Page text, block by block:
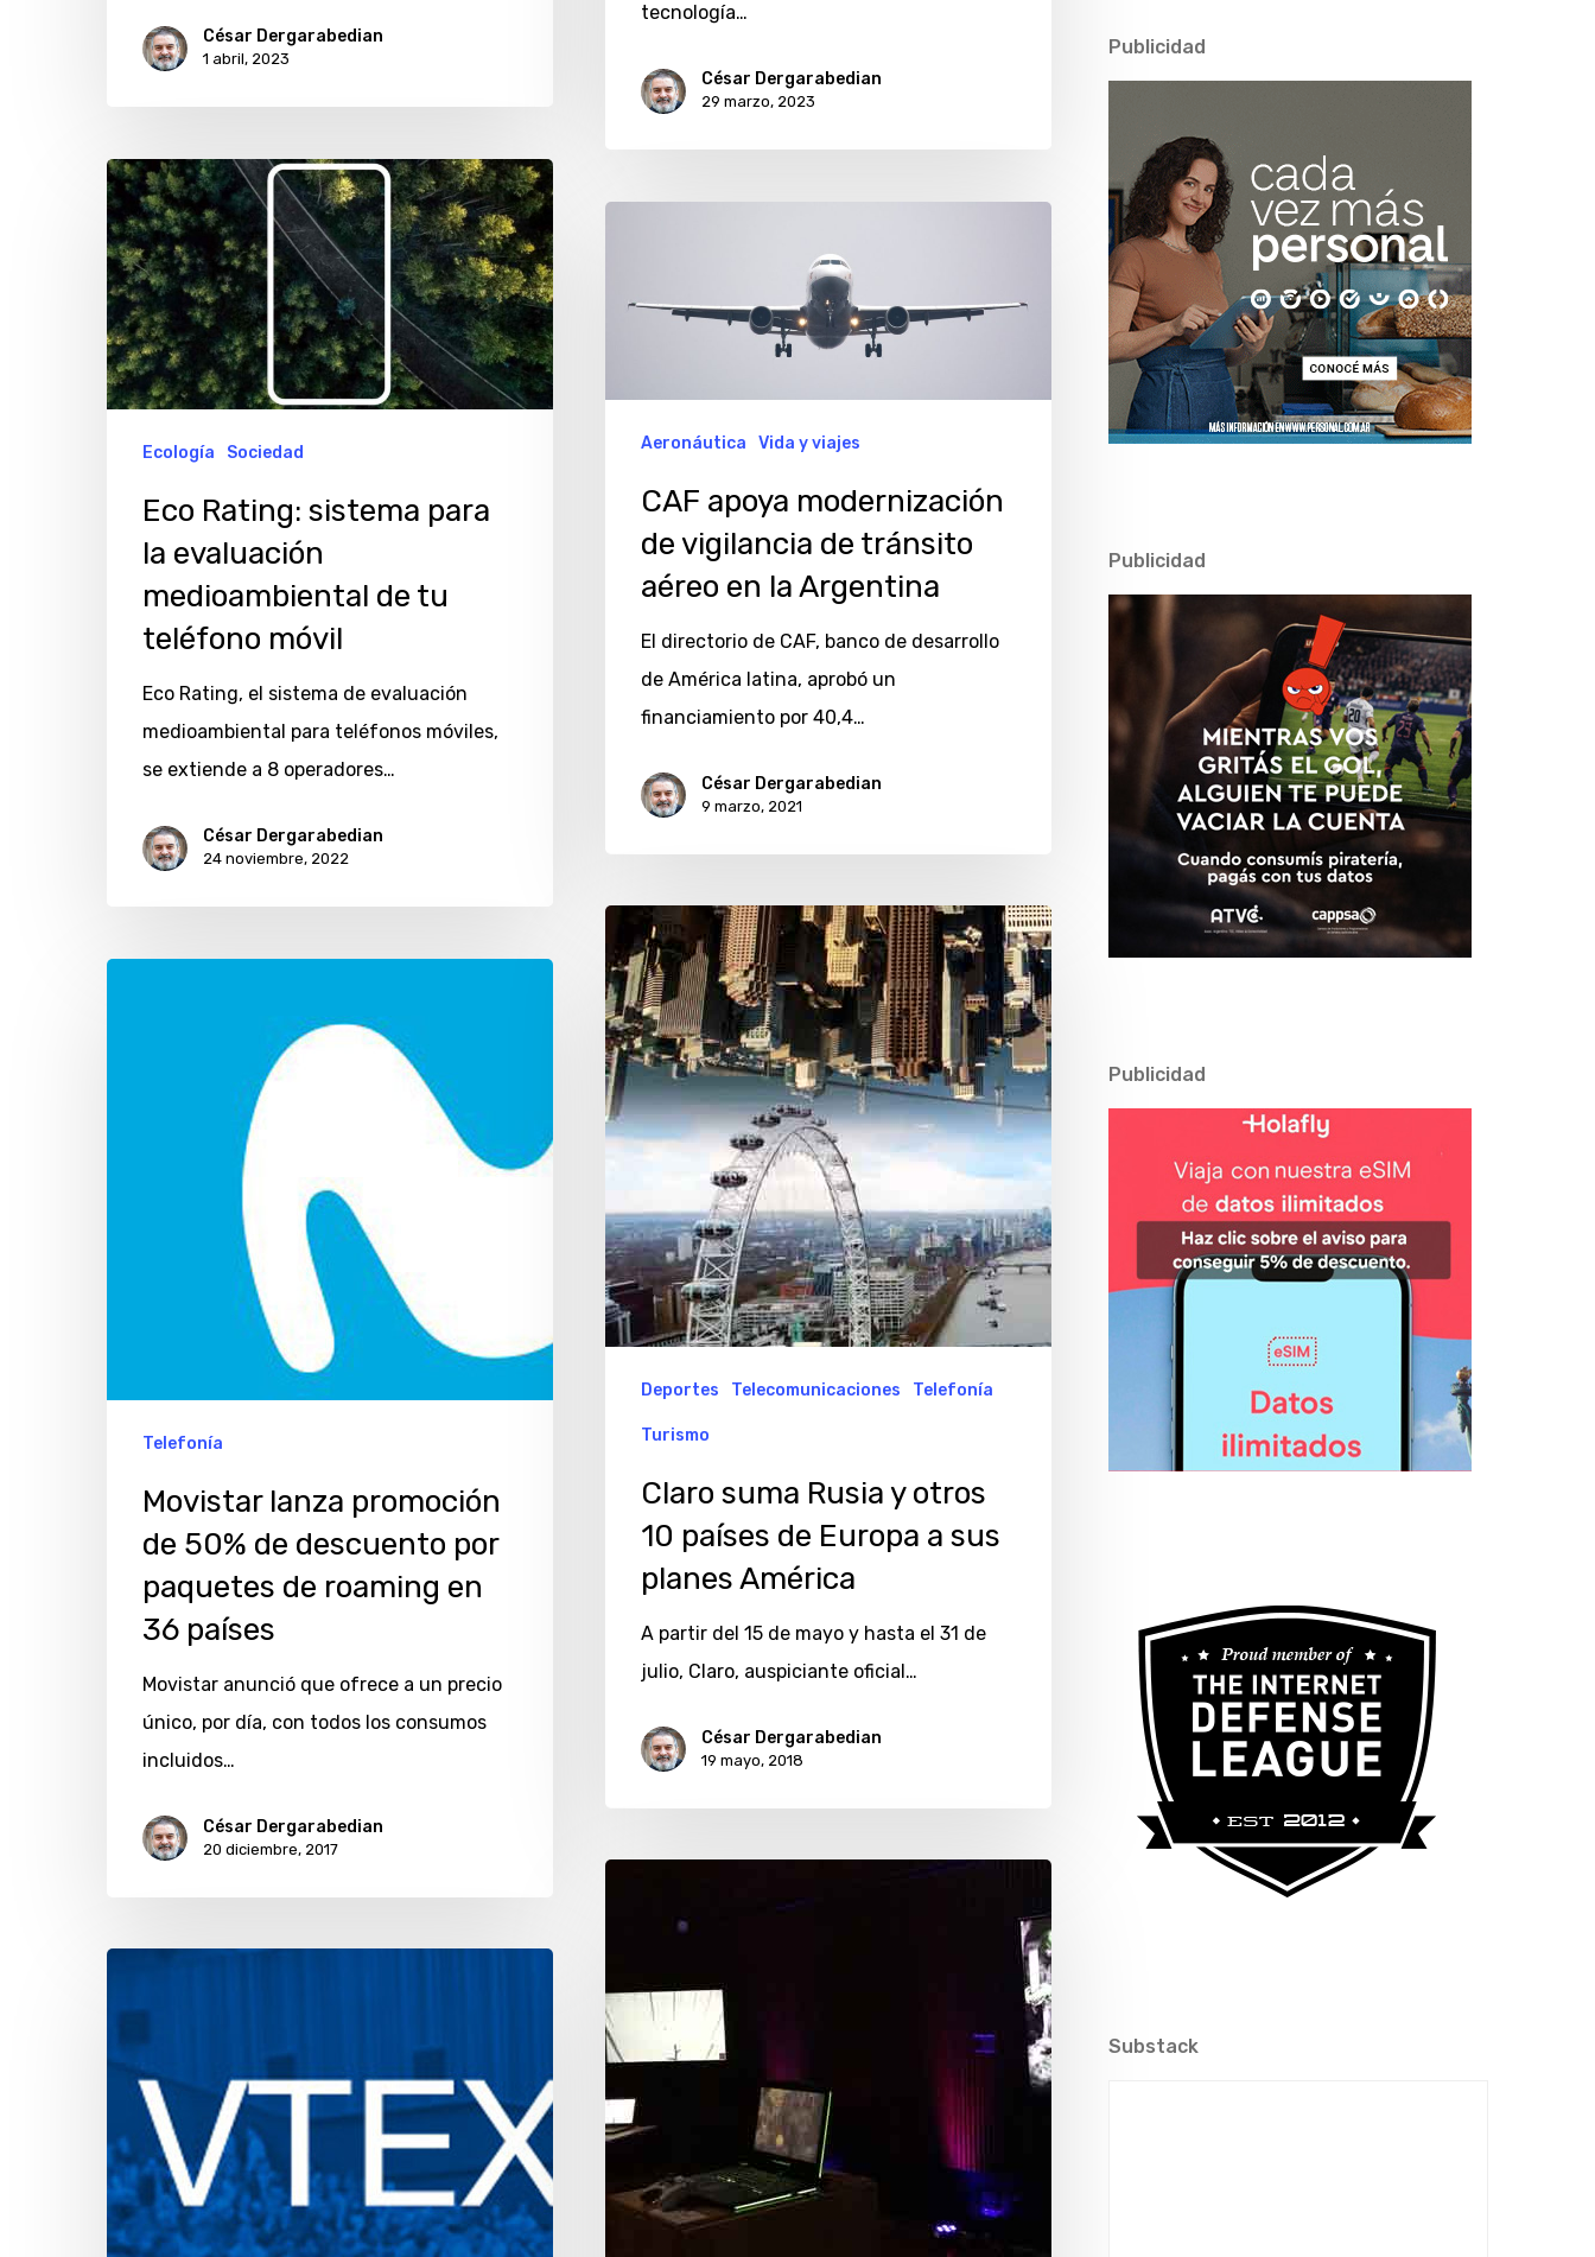
César Dergarabedian
1 abril, 2023
tecnología…
César Dergarabedian
29 marzo, 2023
Eco
Rating:
sistema
para
la
evaluación
medioambiental
teléfono
móvil
Ecología Sociedad
Eco Rating: sistema para
la evaluación
medioambiental de tu
teléfono móvil
Eco Rating, el sistema de evaluación
medioambiental para teléfonos móviles,
se extiende a 8 operadores…
César Dergarabedian
24 noviembre, 2022
tránsito
Argentina
Aeronáutica Vida y viajes
CAF apoya modernización
de vigilancia de tránsito
aéreo en la Argentina
El directorio de CAF, banco de desarrollo
de América latina, aprobó un
financiamiento por 40,4…
César Dergarabedian
9 marzo, 2021
Claro
suma
Rusia
y
otros
10
países
Europa
a
sus
planes
América
Deportes Telecomunicaciones Telefonía
Turismo
Claro suma Rusia y otros
10 países de Europa a sus
planes América
A partir del 15 de mayo y hasta el 31 de
julio, Claro, auspiciante oficial…
César Dergarabedian
19 mayo, 2018
Telefonía
Movistar lanza promoción
de 50% de descuento por
paquetes de roaming en
36 países
Movistar anunció que ofrece a un precio
único, por día, con todos los consumos
incluidos…
César Dergarabedian
20 diciembre, 2017
arte
en
juego»,
imperdible
muestra
Buenos
Cumbre
«e-
commerce»
promovida
por
Vtex
reunirá
Publicidad
Publicidad
Publicidad
Substack